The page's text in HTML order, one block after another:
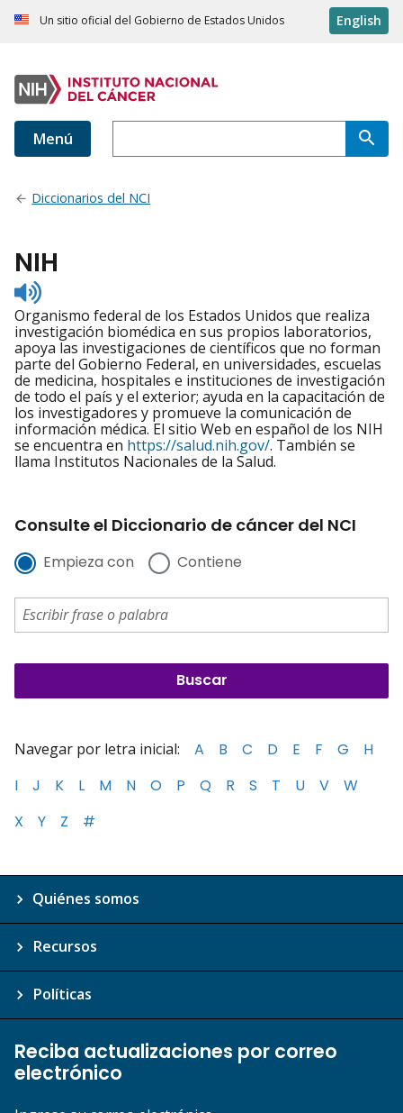
Un sitio oficial del Gobierno de Estados Unidos English
Menú
Diccionarios del NCI
NIH
Listen
to
pronunciation
Organismo federal de los Estados Unidos que realiza
investigación biomédica en sus propios laboratorios,
apoya las investigaciones de científicos que no forman
parte del Gobierno Federal, en universidades, escuelas
de medicina, hospitales e instituciones de investigación
de todo el país y el exterior; ayuda en la capacitación de
los investigadores y promueve la comunicación de
información médica. El sitio Web en español de los NIH
se encuentra en https://salud.nih.gov/. También se
llama Institutos Nacionales de la Salud.
Consulte el Diccionario de cáncer del NCI
Empieza con Contiene
Navegar por letra inicial: A B C D E F G
H
I
J K L M N O P Q R S T U V
W
X
Y Z #
Quiénes somos
Recursos
Políticas
Reciba actualizaciones por correo
electrónico